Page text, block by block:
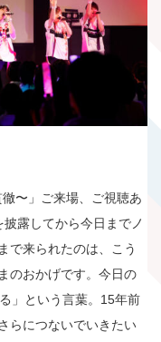
〜」ご来場、ご視聴あ
露してから今日までノ
で来られたのは、こう
のおかげです。今日の
」という言葉。15年前
らにつないでいきたい